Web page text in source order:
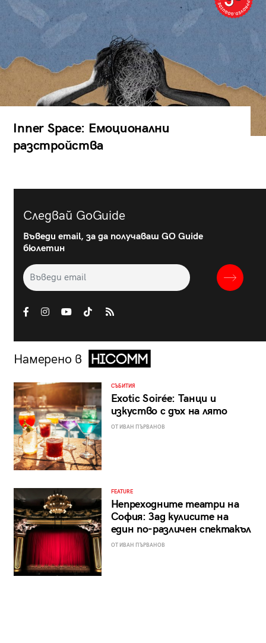
Inner Space: Емоционални
разстройства
Следвай GoGuide
Въведи email, за да получаваш GO Guide
бюлетин
Намерено в
СЪБИТИЯ
Exotic Soirée: Танци и
изкуство с дъх на лято
ОТ ИВАН ПЪРВАНОВ
FEATURE
Непреходните театри на
София: Зад кулисите на
един по-различен спектакъл
ОТ ИВАН ПЪРВАНОВ